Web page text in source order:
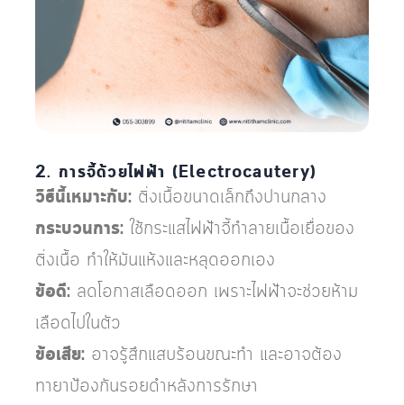
2. การจี้ด้วยไฟฟ้า (Electrocautery)
วิธีนี้เหมาะกับ: ติ่งเนื้อขนาดเล็กถึงปานกลาง
กระบวนการ: ใช้กระแสไฟฟ้าจี้ทำลายเนื้อเยื่อของ
ติ่งเนื้อ ทำให้มันแห้งและหลุดออกเอง
ข้อดี: ลดโอกาสเลือดออก เพราะไฟฟ้าจะช่วยห้าม
เลือดไปในตัว
ข้อเสีย: อาจรู้สึกแสบร้อนขณะทำ และอาจต้อง
ทายาป้องกันรอยดำหลังการรักษา